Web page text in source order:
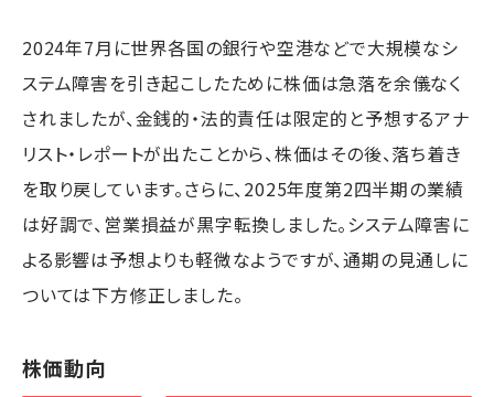
2024年7月に世界各国の銀行や空港などで大規模なシ
ステム障害を引き起こしたために株価は急落を余儀なく
されましたが、金銭的・法的責任は限定的と予想するアナ
リスト・レポートが出たことから、株価はその後、落ち着き
を取り戻しています。さらに、2025年度第2四半期の業績
は好調で、営業損益が黒字転換しました。システム障害に
よる影響は予想よりも軽微なようですが、通期の見通しに
ついては下方修正しました。
株価動向